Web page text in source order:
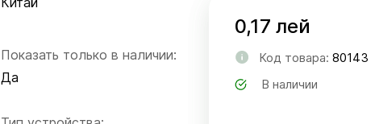
Показать только в наличии:
Да
0,17 лей
Код товара: 80143
В наличии